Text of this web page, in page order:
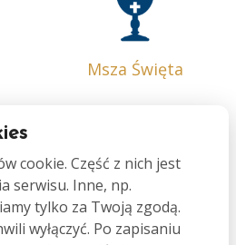
Msza Święta
Małżeństwo
cookie. Część z nich jest
serwisu. Inne, np.
tylko za Twoją zgodą.
wyłączyć. Po zapisaniu